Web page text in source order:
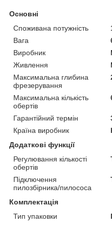
Основні
Споживана потужність
Вага
Виробник
Живлення
Максимальна глибина
фрезерування
Максимальна кількість
обертів
Гарантійний термін
Країна виробник
Додаткові функції
Регулювання кількості
обертів
Підключення
пилозбірника/пилососа
Комплектація
Тип упаковки